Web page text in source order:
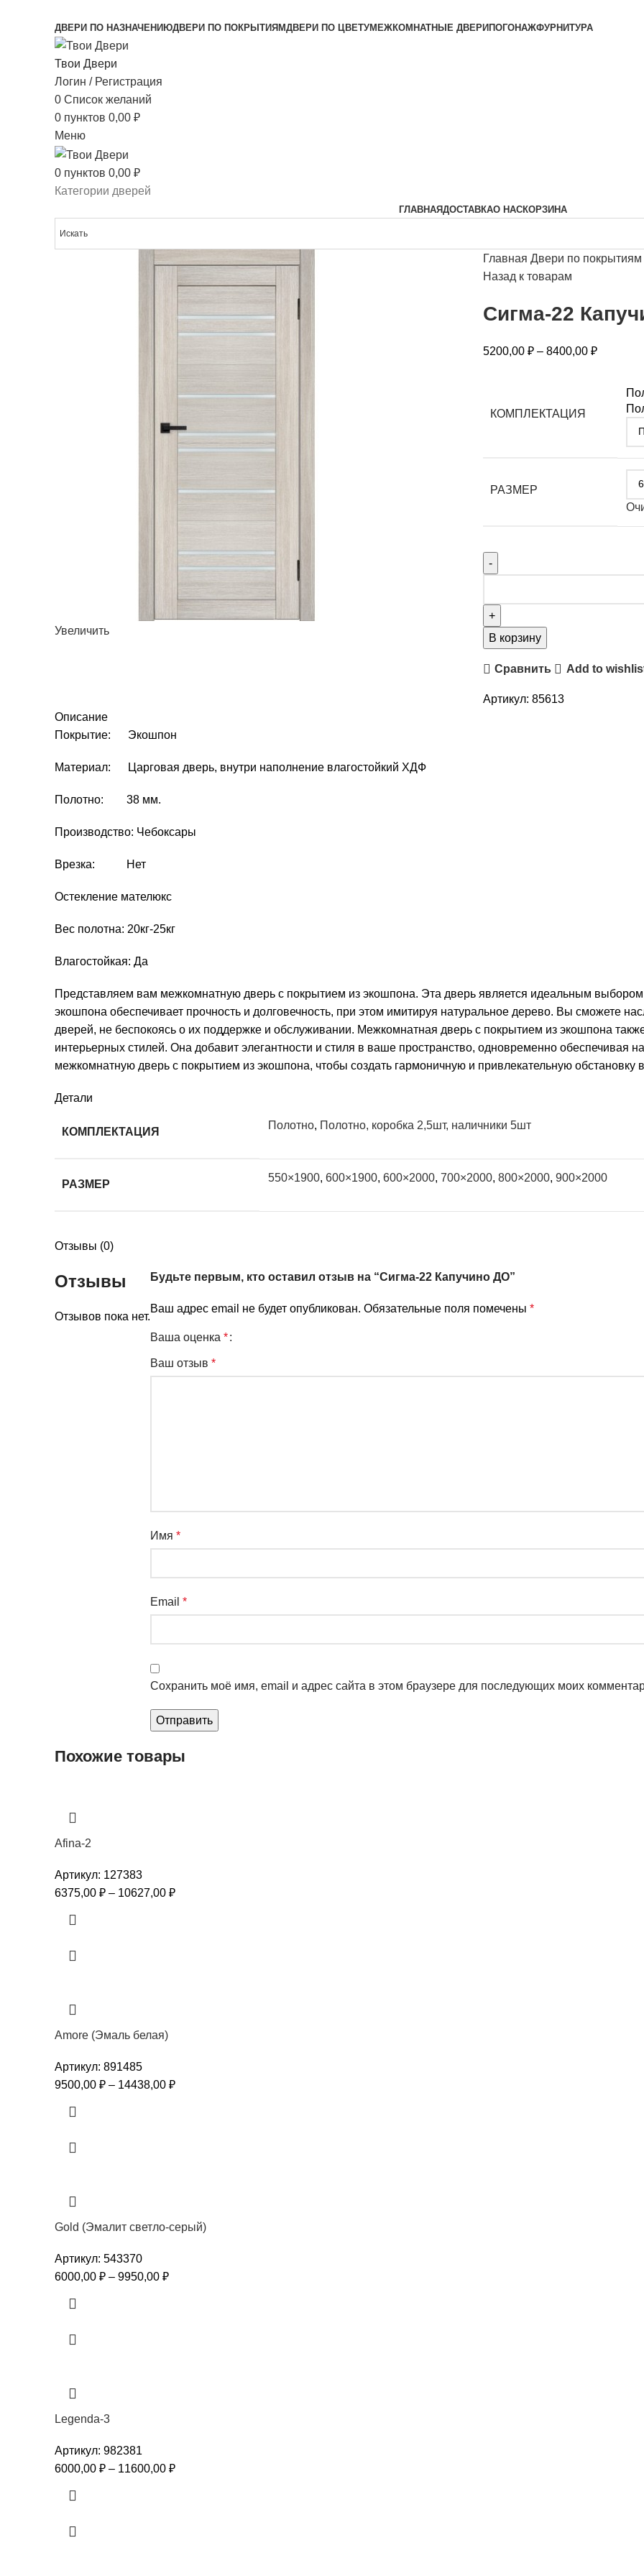
ДВЕРИ ПО НАЗНАЧЕНИЮДВЕРИ ПО ПОКРЫТИЯМДВЕРИ ПО ЦВЕТУМЕЖКОМНАТНЫЕ ДВЕРИ ПОГОНАЖФУРНИТУРА
Твои Двери
Логин / Регистрация
0 Список желаний
0 пунктов 0,00 ₽
Меню
0 пунктов 0,00 ₽
Категории дверей
ГЛАВНАЯДОСТАВКАО НАСКОРЗИНА
Увеличить
Главная Двери по покрытиям
Назад к товарам
Сигма-22
5200,00 ₽ – 8400,00 ₽
КОМПЛЕКТАЦИЯ
РАЗМЕР
В корзину
Сравнить Add to
Артикул: 85613
Описание
Покрытие: Экошпон
Материал: Царговая дверь, внутри наполнение влагостойкий ХДФ
Полотно: 38 мм.
Производство: Чебоксары
Врезка: Нет
Остекление мателюкс
Вес полотна: 20кг-25кг
Влагостойкая: Да
Представляем вам межкомнатную дверь с покрытием из экошпона. Эта дверь является идеальным
экошпона обеспечивает прочность и долговечность, при этом имитируя натуральное дерево. Вы сможете
дверей, не беспокоясь о их поддержке и обслуживании. Межкомнатная дверь с покрытием из экошпона
интерьерных стилей. Она добавит элегантности и стиля в ваше пространство, одновременно обеспечивая
межкомнатную дверь с покрытием из экошпона, чтобы создать гармоничную и привлекательную
Детали
КОМПЛЕКТАЦИЯ
Полотно, Полотно, коробка 2,5шт, наличники 5шт
РАЗМЕР
550×1900, 600×1900, 600×2000, 700×2000, 800×2000, 900×2000
Отзывы (0)
Отзывы
Отзывов пока нет.
Будьте первым, кто оставил отзыв на “Сигма-22 Капучино ДО”
Ваш адрес email не будет опубликован. Обязательные поля помечены *
Ваша оценка *
Ваш отзыв *
Имя *
Email *
Сохранить моё имя, email и адрес сайта в этом браузере для последующих моих
Похожие товары
Afina-2
Артикул: 127383
6375,00 ₽ – 10627,00 ₽
Amore (Эмаль белая)
Артикул: 891485
9500,00 ₽ – 14438,00 ₽
Gold (Эмалит светло-серый)
Артикул: 543370
6000,00 ₽ – 9950,00 ₽
Legenda-3
Артикул: 982381
6000,00 ₽ – 11600,00 ₽